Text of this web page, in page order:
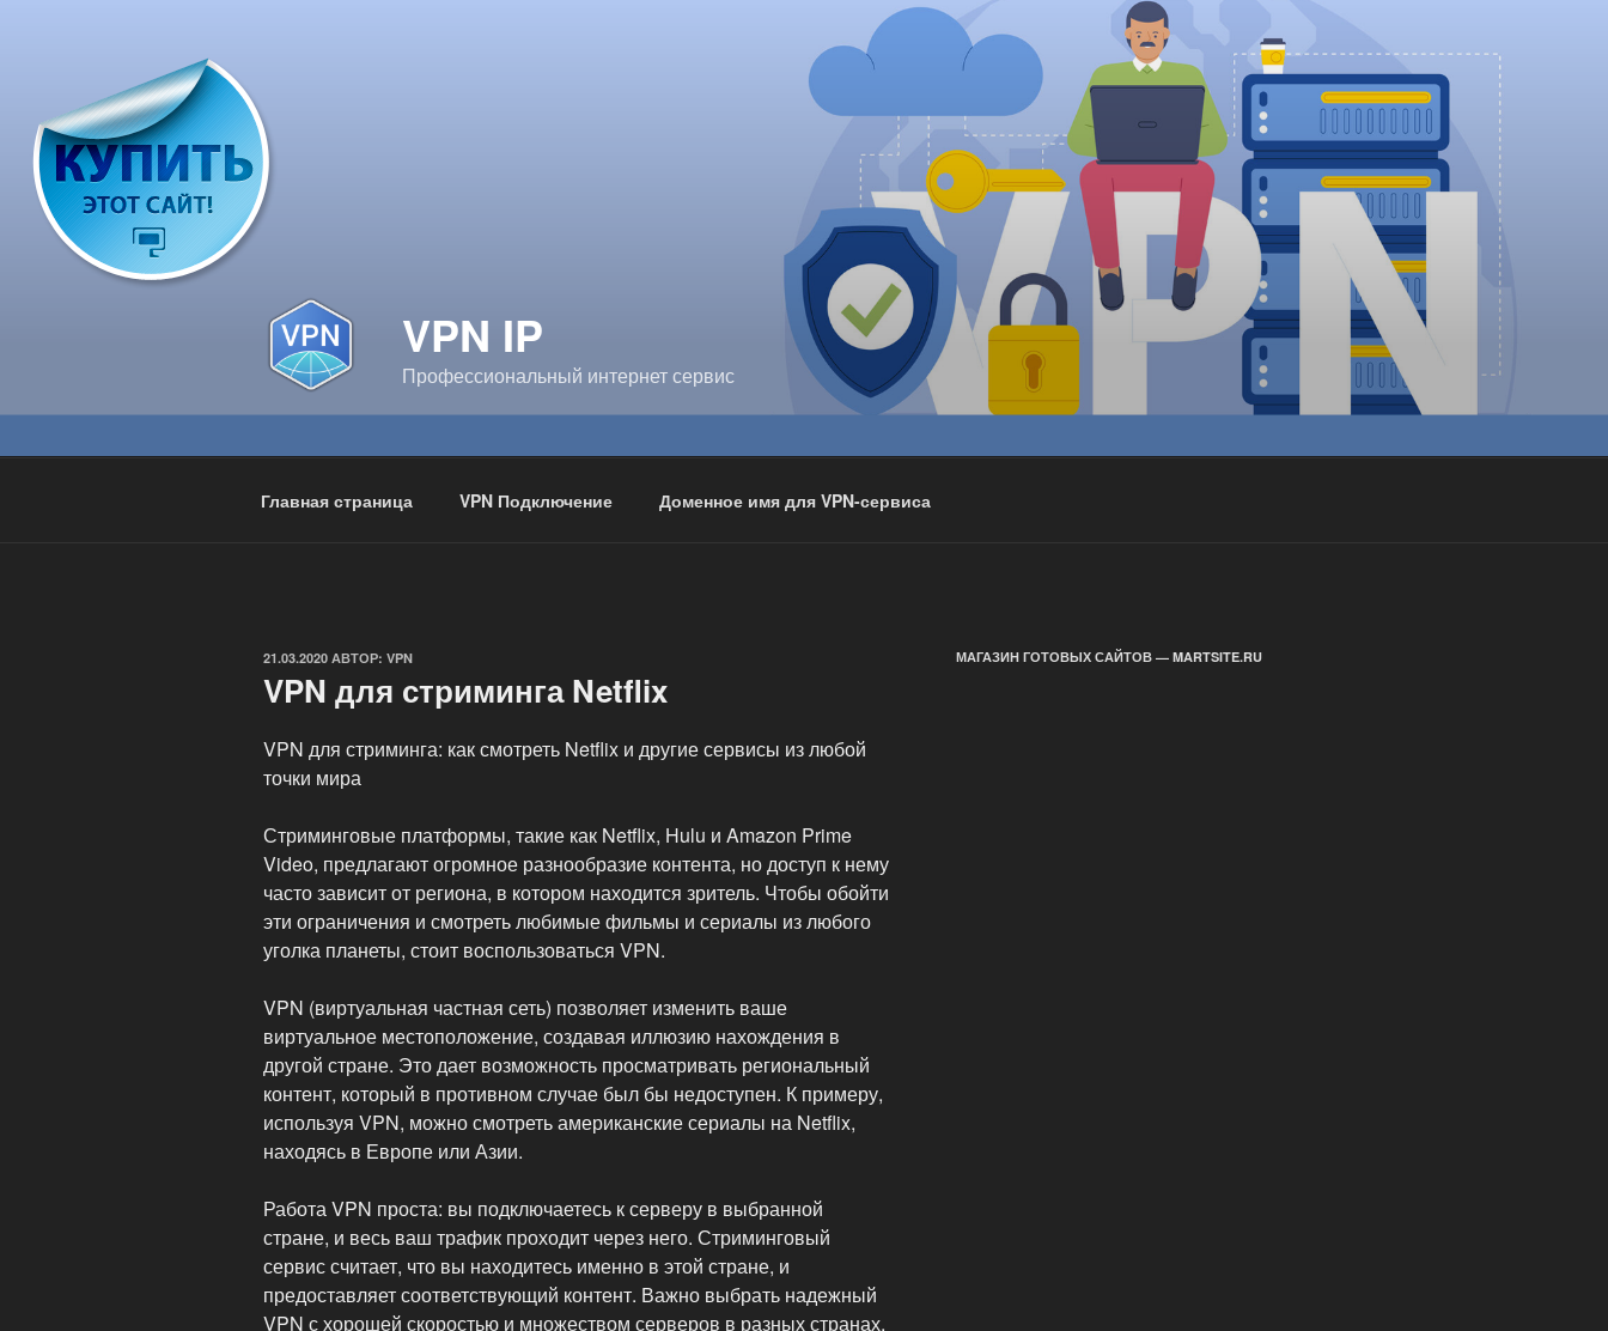
VPN IP
Профессиональный интернет сервис
Главная страница VPN Подключение Доменное имя для VPN-сервиса
ОПУБЛИКОВАНО
21.03.2020 АВТОР: VPN
VPN для стриминга Netflix
VPN для стриминга: как смотреть Netflix и другие сервисы из любой
точки мира
Стриминговые платформы, такие как Netflix, Hulu и Amazon Prime
Video, предлагают огромное разнообразие контента, но доступ к нему
часто зависит от региона, в котором находится зритель. Чтобы обойти
эти ограничения и смотреть любимые фильмы и сериалы из любого
уголка планеты, стоит воспользоваться VPN.
VPN (виртуальная частная сеть) позволяет изменить ваше
виртуальное местоположение, создавая иллюзию нахождения в
другой стране. Это дает возможность просматривать региональный
контент, который в противном случае был бы недоступен. К примеру,
используя VPN, можно смотреть американские сериалы на Netflix,
находясь в Европе или Азии.
Работа VPN проста: вы подключаетесь к серверу в выбранной
стране, и весь ваш трафик проходит через него. Стриминговый
сервис считает, что вы находитесь именно в этой стране, и
предоставляет соответствующий контент. Важно выбрать надежный
VPN с хорошей скоростью и множеством серверов в разных странах,
МАГАЗИН ГОТОВЫХ САЙТОВ — MARTSITE.RU